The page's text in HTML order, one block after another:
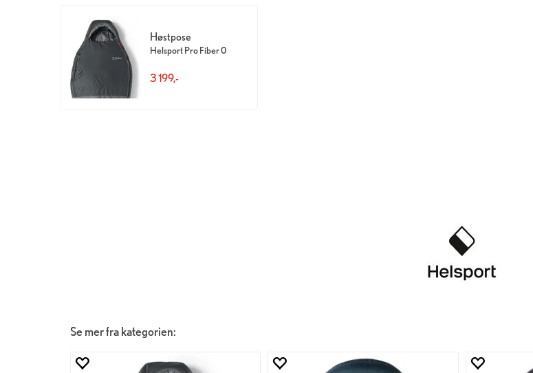
Høstpose
Helsport Pro Fiber 0
3 199,-
Se mer fra kategorien: